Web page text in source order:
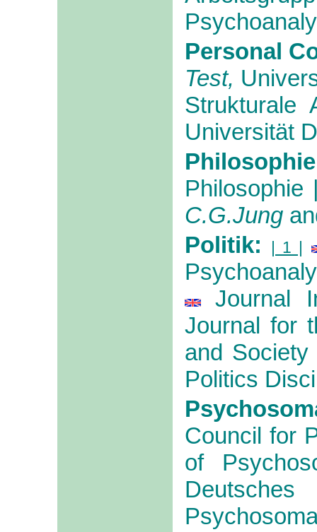
Personal
Test,
Strukturale
Universität
Philosophie
C.G.Jung
Politik:
| 1 |
Journal
Journal for
and Society
Politics
Council for
of